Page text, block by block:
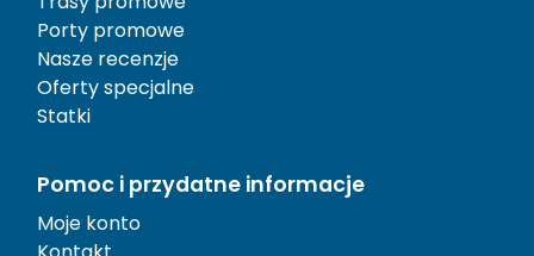
Porty promowe
Nasze recenzje
Oferty specjalne
Statki
Pomoc i przydatne informacje
Moje konto